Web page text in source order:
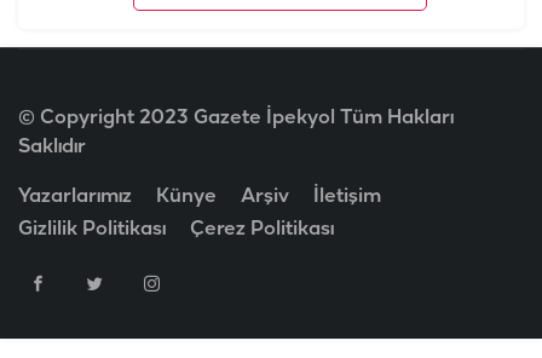
© Copyright 2023 Gazete İpekyol Tüm Hakları
Saklıdır
Yazarlarımız Künye Arşiv
İletişim
Gizlilik Politikası
Çerez Politikası